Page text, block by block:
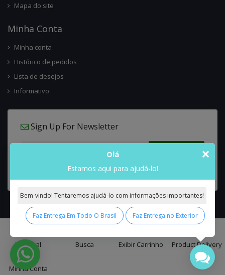
Principal Busca Exibir Carrinho Product Delivery
Minha Conta
Mapa do site
Minha Conta
Minha conta
Histórico de pedidos
Lista de desejos
Informativo
Sign Up For Newsletter
Interflora Brasil Intercambio Floral Nacional e Internacional© 2026 All
Rights Reserved.
×
Olá
Estamos aqui para ajudá-lo!
Bem-vindo! Tentaremos ajudá-lo com informações importantes!
Faz Entrega Em Todo O Brasil Faz Entrega no Exterior